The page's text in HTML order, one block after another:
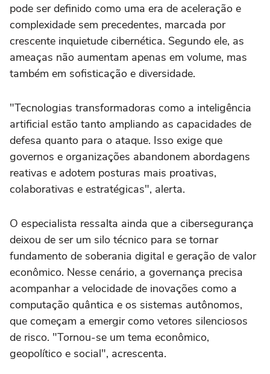
pode ser definido como uma era de aceleração e
complexidade sem precedentes, marcada por
crescente inquietude cibernética. Segundo ele, as
ameaças não aumentam apenas em volume, mas
também em sofisticação e diversidade.
"Tecnologias transformadoras como a inteligência
artificial estão tanto ampliando as capacidades de
defesa quanto para o ataque. Isso exige que
governos e organizações abandonem abordagens
reativas e adotem posturas mais proativas,
colaborativas e estratégicas", alerta.
O especialista ressalta ainda que a cibersegurança
deixou de ser um silo técnico para se tornar
fundamento de soberania digital e geração de valor
econômico. Nesse cenário, a governança precisa
acompanhar a velocidade de inovações como a
computação quântica e os sistemas autônomos,
que começam a emergir como vetores silenciosos
de risco. "Tornou-se um tema econômico,
geopolítico e social", acrescenta.